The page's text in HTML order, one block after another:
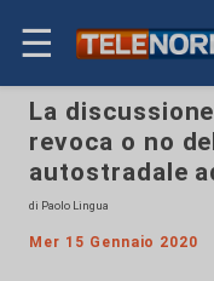
☰
La
revoca o no
autostradale
di Paolo Lingua
Mer 15 Gennaio 2020